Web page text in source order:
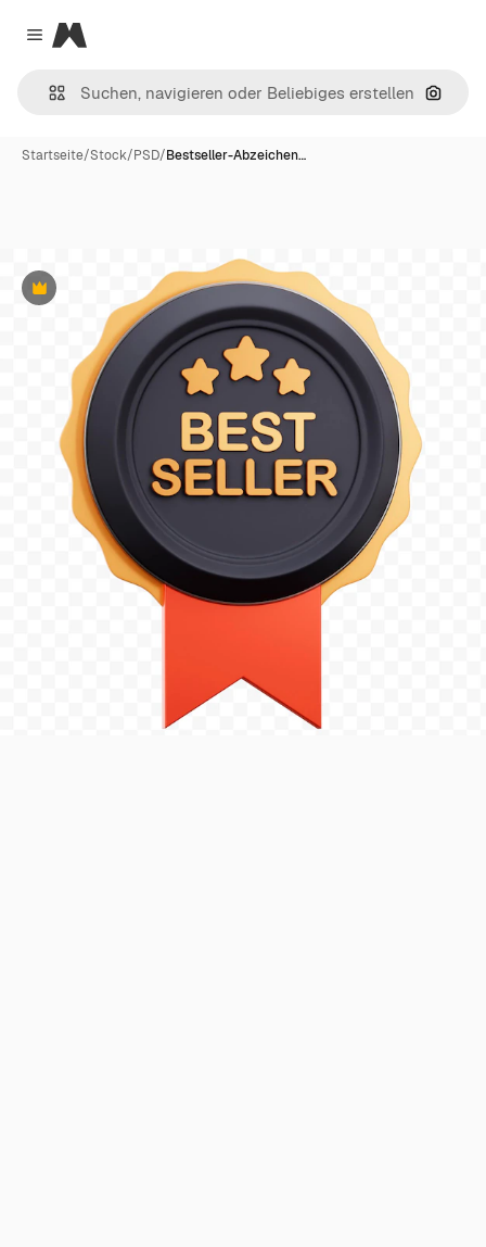
Close menu
Magnific
Nach
Startseite/Stock/PSD/Bestseller-Abzeichen…
Premium